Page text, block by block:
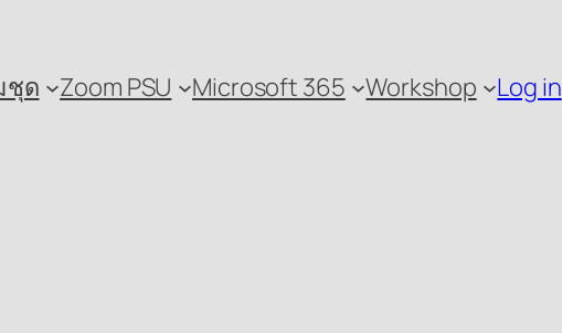
ชุด Zoom PSU Microsoft 365 Workshop Log in